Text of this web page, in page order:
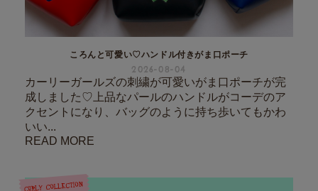
ころんと可愛い♡ハンドル付きがま口ポーチ
2026-08-04
カーリーガールズの刺繍が可愛いがま口ポーチが完
成しました♡上品なパールのハンドルがコーデのア
クセントになり、バッグのように持ち歩いてもかわ
いい...
READ MORE